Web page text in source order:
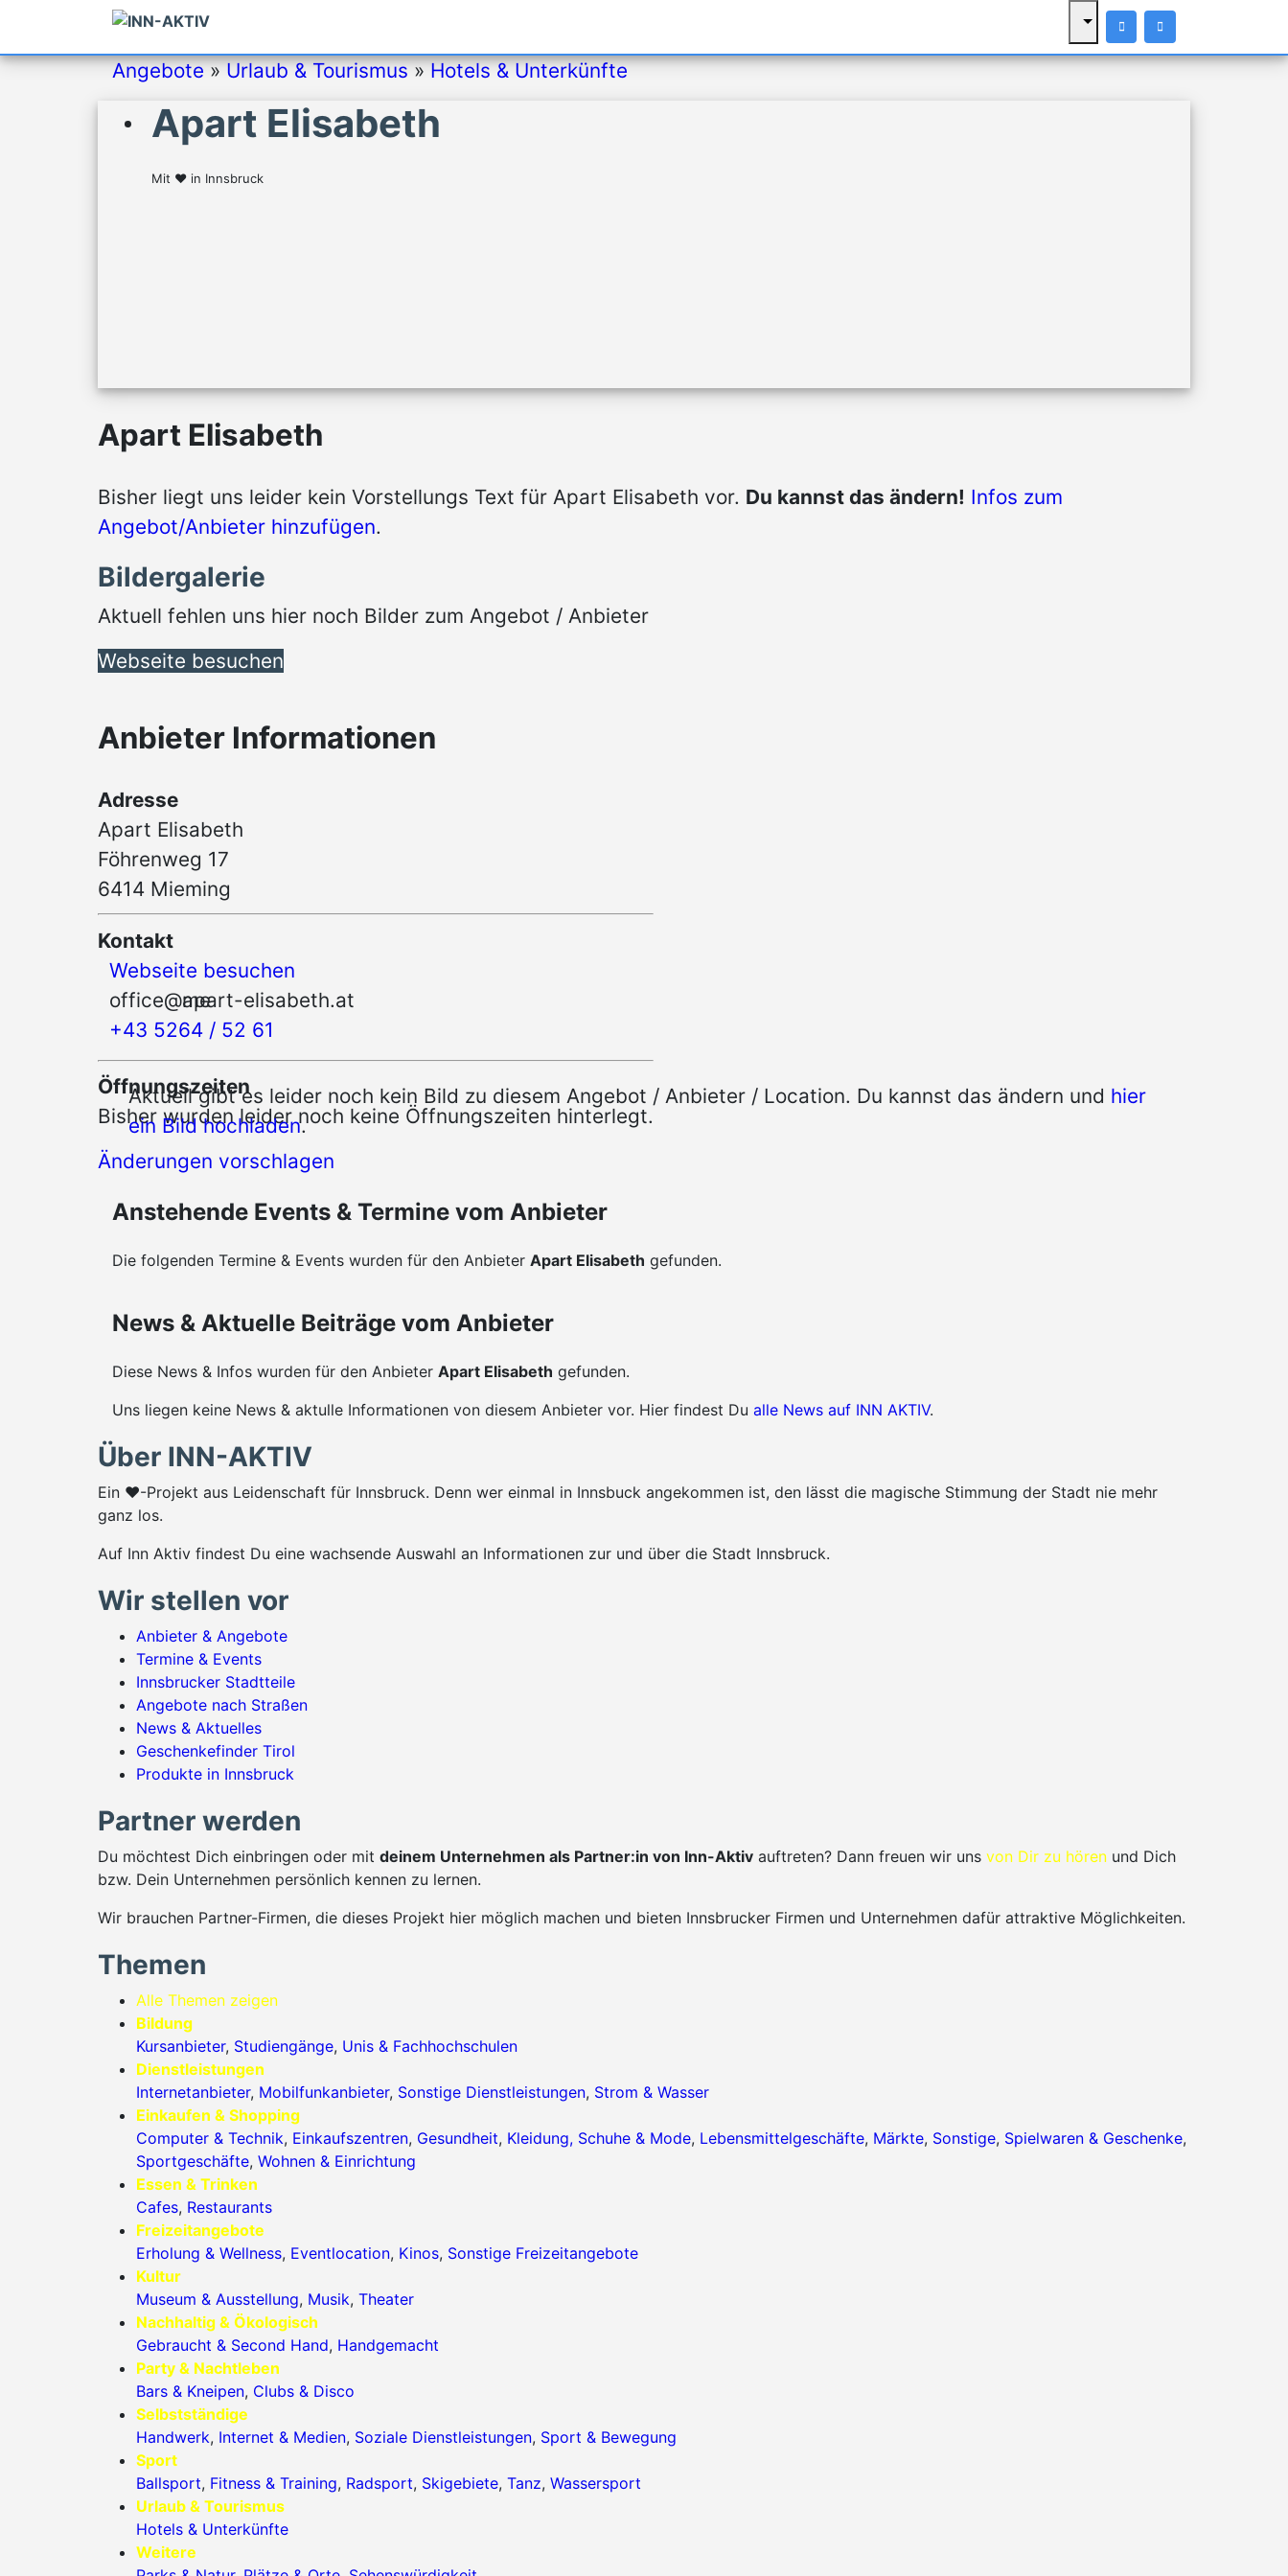
Angebote»Urlaub & Tourismus»Hotels & Unterkünfte
Aktuell gibt es leider noch kein Bild zu diesem Angebot / Anbieter / Location. Du kannst das ändern und hier
ein Bild hochladen.
Apart Elisabeth
Mit ♥ in Innsbruck
Apart Elisabeth
Bisher liegt uns leider kein Vorstellungs Text für Apart Elisabeth vor. Du kannst das ändern! Infos zum
Angebot/Anbieter hinzufügen.
Bildergalerie
Aktuell fehlen uns hier noch Bilder zum Angebot / Anbieter
Webseite besuchen
Anbieter Informationen
Adresse
Apart Elisabeth
Föhrenweg 17
6414 Mieming
Kontakt
Webseite besuchen
office@me
apart-elisabeth.at
+43 5264 / 52 61
Öffnungszeiten
Bisher wurden leider noch keine Öffnungszeiten hinterlegt.
Änderungen vorschlagen
Anstehende Events & Termine vom Anbieter
Die folgenden Termine & Events wurden für den Anbieter Apart Elisabeth gefunden.
News & Aktuelle Beiträge vom Anbieter
Diese News & Infos wurden für den Anbieter Apart Elisabeth gefunden.
Uns liegen keine News & aktulle Informationen von diesem Anbieter vor. Hier findest Du alle News auf INN AKTIV.
Über INN-AKTIV
Ein ♥-Projekt aus Leidenschaft für Innsbruck. Denn wer einmal in Innsbuck angekommen ist, den lässt die magische Stimmung der Stadt nie mehr
ganz los.
Auf Inn Aktiv findest Du eine wachsende Auswahl an Informationen zur und über die Stadt Innsbruck.
Wir stellen vor
Anbieter & Angebote
Termine & Events
Innsbrucker Stadtteile
Angebote nach Straßen
News & Aktuelles
Geschenkefinder Tirol
Produkte in Innsbruck
Partner werden
Du möchtest Dich einbringen oder mit deinem Unternehmen als Partner:in von Inn-Aktiv auftreten? Dann freuen wir uns von Dir zu hören und Dich
bzw. Dein Unternehmen persönlich kennen zu lernen.
Wir brauchen Partner-Firmen, die dieses Projekt hier möglich machen und bieten Innsbrucker Firmen und Unternehmen dafür attraktive Möglichkeiten.
Themen
Alle Themen zeigen
Bildung
Kursanbieter, Studiengänge, Unis & Fachhochschulen
Dienstleistungen
Internetanbieter, Mobilfunkanbieter, Sonstige Dienstleistungen, Strom & Wasser
Einkaufen & Shopping
Computer & Technik, Einkaufszentren, Gesundheit, Kleidung, Schuhe & Mode, Lebensmittelgeschäfte, Märkte, Sonstige, Spielwaren & Geschenke,
Sportgeschäfte, Wohnen & Einrichtung
Essen & Trinken
Cafes, Restaurants
Freizeitangebote
Erholung & Wellness, Eventlocation, Kinos, Sonstige Freizeitangebote
Kultur
Museum & Ausstellung, Musik, Theater
Nachhaltig & Ökologisch
Gebraucht & Second Hand, Handgemacht
Party & Nachtleben
Bars & Kneipen, Clubs & Disco
Selbstständige
Handwerk, Internet & Medien, Soziale Dienstleistungen, Sport & Bewegung
Sport
Ballsport, Fitness & Training, Radsport, Skigebiete, Tanz, Wassersport
Urlaub & Tourismus
Hotels & Unterkünfte
Weitere